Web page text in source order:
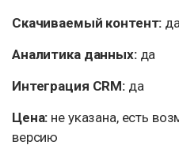
Скачиваемый контент: да
Аналитика данных:да
Интеграция CRM:да
Цена: не указана, есть
версию